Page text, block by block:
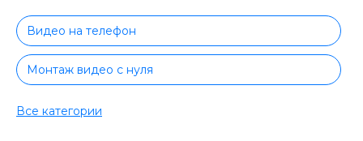
Видео на телефон
Монтаж видео с нуля
Davinci
Все категории